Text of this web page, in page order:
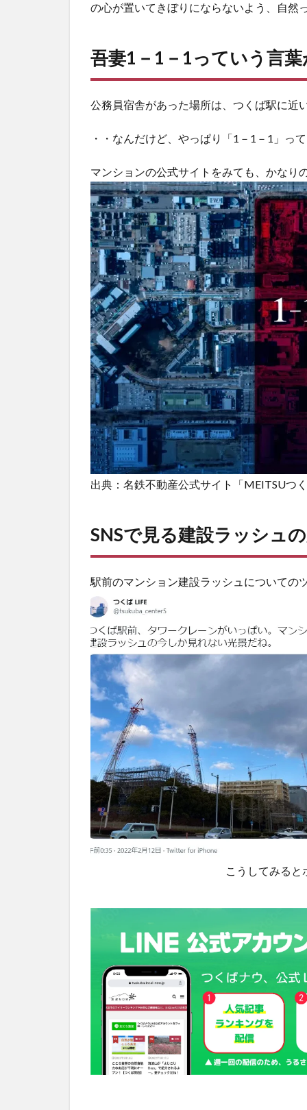
の心が置いてきぼりにならないよう、自然
吾妻1－1－1っていう言
公務員宿舎があった場所は、つくば駅に近
・・なんだけど、やっぱり「1－1－1」っ
マンションの公式サイトをみても、かなり
出典：名鉄不動産公式サイト「MEITSUつ
SNSで見る建設ラッシュ
駅前のマンション建設ラッシュについての
こうしてみると